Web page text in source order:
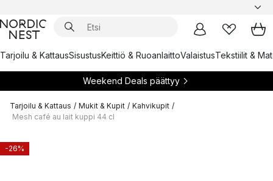
Tarjoilu & KattausSisustusKeittiö & RuoanlaittoValaistusTekstiilit &
Weekend Deals päättyy
Tarjoilu & Kattaus / Mukit & Kupit / Kahvikupit /
Mesh café au lait kuppi 44 cl
-26%